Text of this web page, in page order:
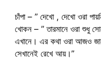
চাঁপা – ” দেখো , দেখো ওরা
খোকন – ” তারমানে ওরা শুধু
এখানে। এর কথা ওরা আজও
সেখানেই রেখে আয়।”